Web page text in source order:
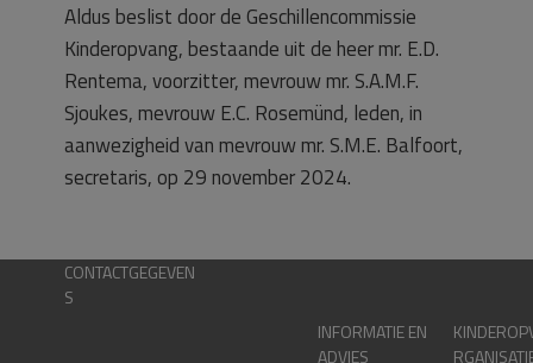
Aldus beslist door de Geschillencommissie
Kinderopvang, bestaande uit de heer mr. E.D.
Rentema, voorzitter, mevrouw mr. S.A.M.F.
Sjoukes, mevrouw E.C. Rosemünd, leden, in
aanwezigheid van mevrouw mr. S.M.E. Balfoort,
secretaris, op 29 november 2024.
CONTACTGEGEVEN
S
INFORMATIE EN
ADVIES